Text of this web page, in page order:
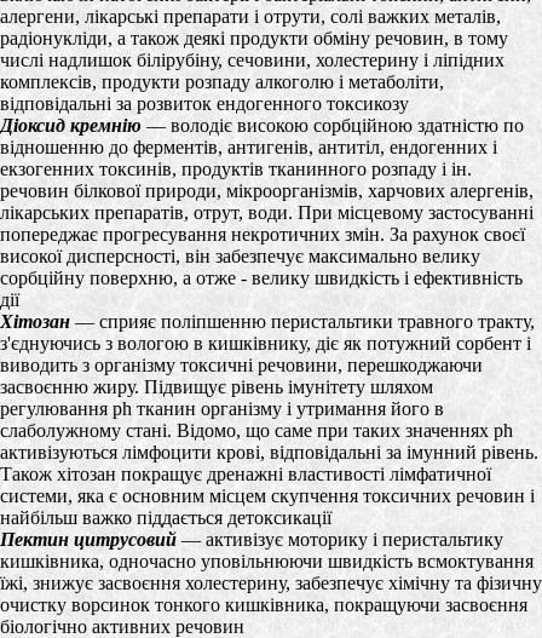
алергени, лікарські препарати і отрути, солі важких металів,
радіонукліди, а також деякі продукти обміну речовин, в тому
числі надлишок білірубіну, сечовини, холестерину і ліпідних
комплексів, продукти розпаду алкоголю і метаболіти,
відповідальні за розвиток ендогенного токсикозу
Діоксид кремнію — володіє високою сорбційною здатністю по
відношенню до ферментів, антигенів, антитіл, ендогенних і
екзогенних токсинів, продуктів тканинного розпаду і ін.
речовин білкової природи, мікроорганізмів, харчових алергенів,
лікарських препаратів, отрут, води. При місцевому застосуванні
попереджає прогресування некротичних змін. За рахунок своєї
високої дисперсності, він забезпечує максимально велику
сорбційну поверхню, а отже - велику швидкість і ефективність
дії
Хітозан — сприяє поліпшенню перистальтики травного тракту,
з'єднуючись з вологою в кишківнику, діє як потужний сорбент і
виводить з організму токсичні речовини, перешкоджаючи
засвоєнню жиру. Підвищує рівень імунітету шляхом
регулювання рh тканин організму і утримання його в
слаболужному стані. Відомо, що саме при таких значеннях рh
активізуються лімфоцити крові, відповідальні за імунний рівень.
Також хітозан покращує дренажні властивості лімфатичної
системи, яка є основним місцем скупчення токсичних речовин і
найбільш важко піддається детоксикації
Пектин цитрусовий — активізує моторику і перистальтику
кишківника, одночасно уповільнюючи швидкість всмоктування
їжі, знижує засвоєння холестерину, забезпечує хімічну та фізичну
очистку ворсинок тонкого кишківника, покращуючи засвоєння
біологічно активних речовин